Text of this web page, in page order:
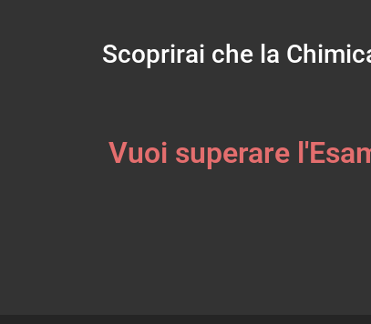
Scoprirai che la
Vuoi superare